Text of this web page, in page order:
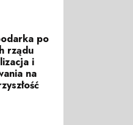
po
rządu
i
na